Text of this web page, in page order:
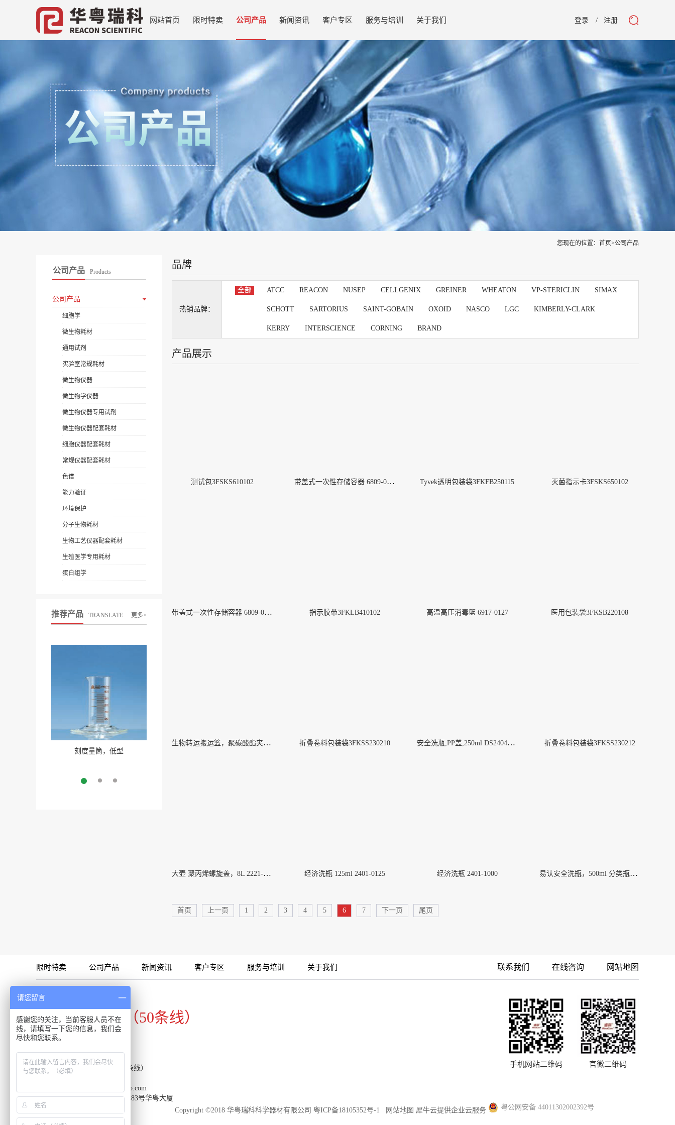
登录 注册
网站首页 限时特卖 公司产品 新闻资讯 客户专区 服务与培训 关于我们
您现在的位置： 首页>公司产品
公司产品 Products
公司产品
细胞学
微生物耗材
通用试剂
实验室常规耗材
微生物仪器
微生物学仪器
微生物仪器专用试剂
微生物仪器配套耗材
细胞仪器配套耗材
常规仪器配套耗材
色谱
能力验证
环境保护
分子生物耗材
生物工艺仪器配套耗材
生殖医学专用耗材
蛋白组学
推荐产品 TRANSLATE 更多>
刻度量筒，低型
品牌
热销品牌：
全部 ATCC REACON NUSEP CELLGENIX GREINER WHEATON VP-STERICLIN SIMAX
SCHOTT SARTORIUS SAINT-GOBAIN OXOID NASCO LGC KIMBERLY-CLARK
KERRY INTERSCIENCE CORNING BRAND
产品展示
测试包3FSKS610102 带盖式一次性存储容器 6809-0001 Tyvek透明包装袋3FKFB250115 灭菌指示卡3FSKS650102
带盖式一次性存储容器 6809-0002 指示胶带3FKLB410102 高温高压消毒篮 6917-0127 医用包装袋3FKSB220108
生物转运搬运篮，聚碳酸酯夹具7135-0001 折叠卷料包装袋3FKSS230210 安全洗瓶,PP盖,250ml DS2404-0250 折叠卷料包装袋3FKSS230212
大壶 聚丙烯螺旋盖，8L 2221-0020 经济洗瓶 125ml 2401-0125 经济洗瓶 2401-1000 易认安全洗瓶，500ml 分类瓶2425-0500
首页 上一页 1 2 3 4 5 6 7 下一页 尾页
限时特卖 公司产品 新闻资讯 客户专区 服务与培训 关于我们 联系我们 在线咨询 网站地图
咨询专线
020-34821111（50条线）
客服热线：020-34821111（50条线）
邮箱：support-reacon@huayueco.com
地址：广州市番禺区兴南大道483号华粤大厦
官微二维码
手机网站二维码
Copyright ©2018 华粤瑞科科学器材有限公司 粤ICP备18105352号-1 网站地图 犀牛云提供企业云服务 粤公网安备 44011302002392号
请您留言
感谢您的关注，当前客服人员不在
线，请填写一下您的信息，我们会
尽快和您联系。